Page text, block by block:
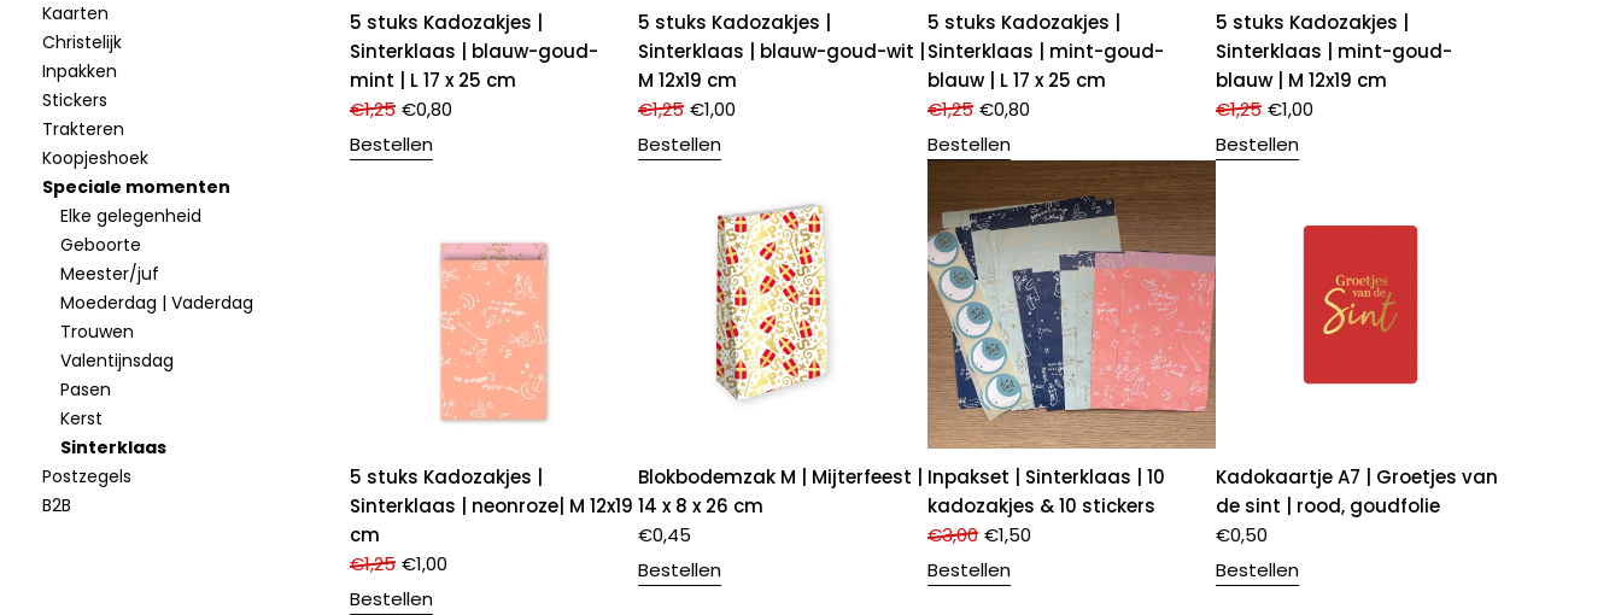
Kaarten
Christelijk
Inpakken
Stickers
Trakteren
Koopjeshoek
Speciale momenten
Elke gelegenheid
Geboorte
Meester/juf
Moederdag | Vaderdag
Trouwen
Valentijnsdag
Pasen
Kerst
Sinterklaas
Postzegels
B2B
5 stuks Kadozakjes |
Sinterklaas | blauw-goud-
mint | L 17 x 25 cm
€1,25 €0,80
Bestellen
5 stuks Kadozakjes |
Sinterklaas | blauw-goud-wit |
M 12x19 cm
€1,25 €1,00
Bestellen
5 stuks Kadozakjes |
Sinterklaas | mint-goud-
blauw | L 17 x 25 cm
€1,25 €0,80
Bestellen
5 stuks Kadozakjes |
Sinterklaas | mint-goud-
blauw | M 12x19 cm
€1,25 €1,00
Bestellen
5 stuks Kadozakjes |
Sinterklaas | neonroze| M 12x19
cm
€1,25 €1,00
Bestellen
Blokbodemzak M | Mijterfeest |
14 x 8 x 26 cm
€0,45
Bestellen
Inpakset | Sinterklaas | 10
kadozakjes & 10 stickers
€3,00 €1,50
Bestellen
Kadokaartje A7 | Groetjes van
de sint | rood, goudfolie
€0,50
Bestellen